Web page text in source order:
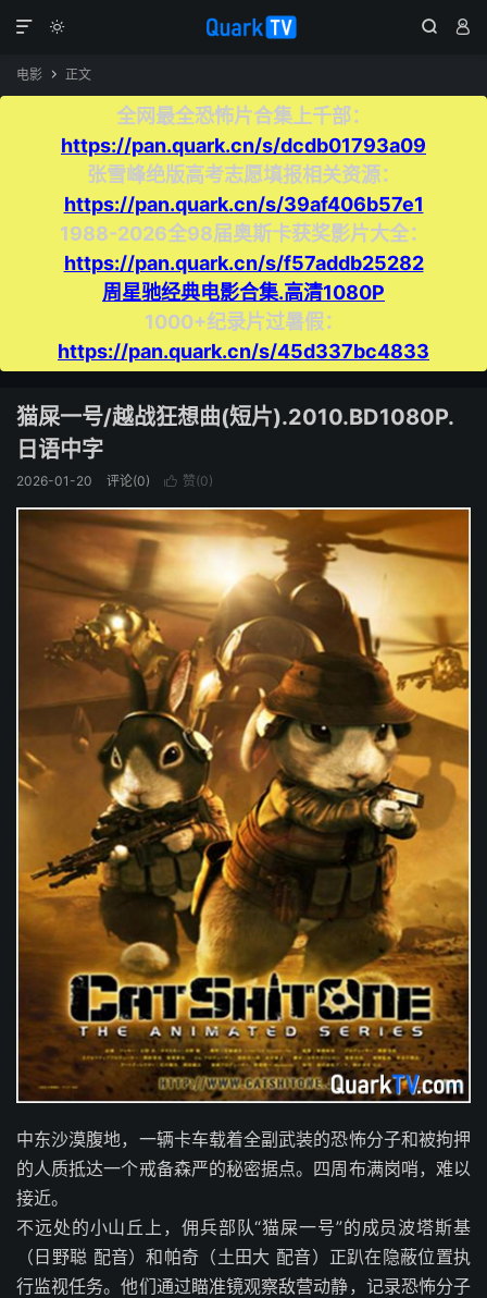
  

电影  正文
全网最全恐怖片合集上千部：
https://pan.quark.cn/s/dcdb01793a09
张雪峰绝版高考志愿填报相关资源：
https://pan.quark.cn/s/39af406b57e1
1988-2026全98届奥斯卡获奖影片大全：
https://pan.quark.cn/s/f57addb25282
周星驰经典电影合集.高清1080P
1000+纪录片过暑假：
https://pan.quark.cn/s/45d337bc4833
猫屎一号/越战狂想曲(短片).2010.BD1080P.
日语中字
2026-01-20 评论(0)  赞(0)
中东沙漠腹地，一辆卡车载着全副武装的恐怖分子和被拘押
的人质抵达一个戒备森严的秘密据点。四周布满岗哨，难以
接近。
不远处的小山丘上，佣兵部队“猫屎一号”的成员波塔斯基
（日野聪 配音）和帕奇（土田大 配音）正趴在隐蔽位置执
行监视任务。他们通过瞄准镜观察敌营动静，记录恐怖分子